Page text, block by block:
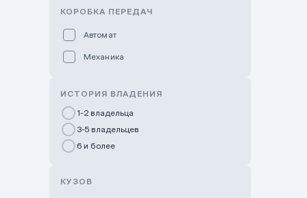
GWM Nurly Zhol
Chery Astana
КОРОБКА ПЕРЕДАЧ
Автомат
Механика
ИСТОРИЯ ВЛАДЕНИЯ
1-2 владельца
3-5 владельцев
6 и более
КУЗОВ